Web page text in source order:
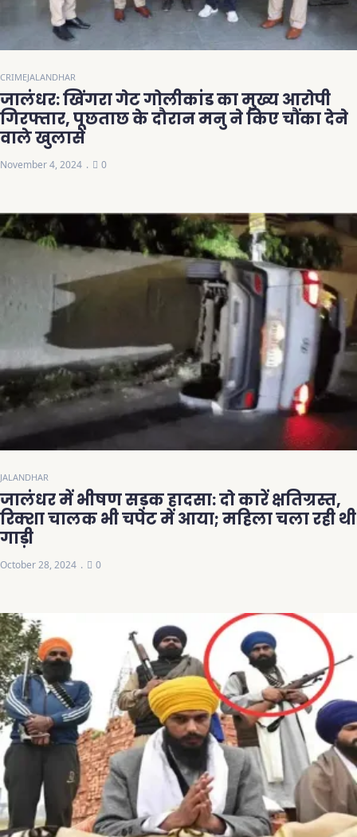
CRIMEJALANDHAR
जालंधर: खिंगरा गेट गोलीकांड का मुख्य आरोपी
गिरफ्तार, पूछताछ के दौरान मनु ने किए चौंका देने
वाले खुलासे
November 4, 2024 0
JALANDHAR
जालंधर में भीषण सड़क हादसा: दो कारें क्षतिग्रस्त,
रिक्शा चालक भी चपेट में आया; महिला चला रही थी
गाड़ी
October 28, 2024 0